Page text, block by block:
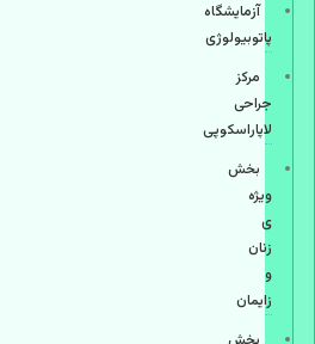
آزمایشگاه
پاتوبیولوژی
مرکز
جراحی
لاپاراسکوپی
بخش
ویژه
ی
زنان
و
زایمان